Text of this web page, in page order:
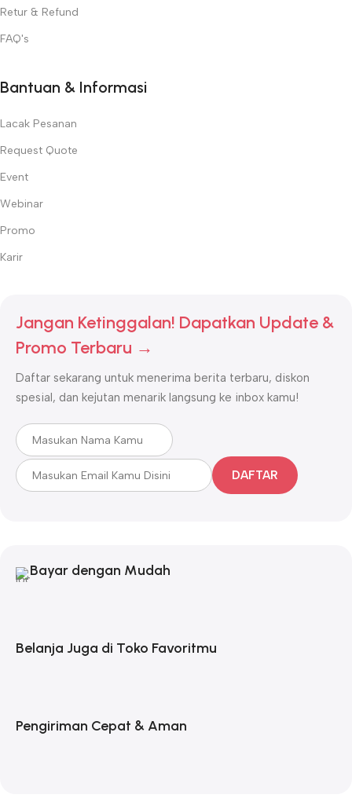
Retur & Refund
FAQ's
Bantuan & Informasi
Lacak Pesanan
Request Quote
Event
Webinar
Promo
Karir
Jangan Ketinggalan! Dapatkan Update &
Promo Terbaru →
Daftar sekarang untuk menerima berita terbaru, diskon
spesial, dan kejutan menarik langsung ke inbox kamu!
DAFTAR
Bayar dengan Mudah
Belanja Juga di Toko Favoritmu
Pengiriman Cepat & Aman